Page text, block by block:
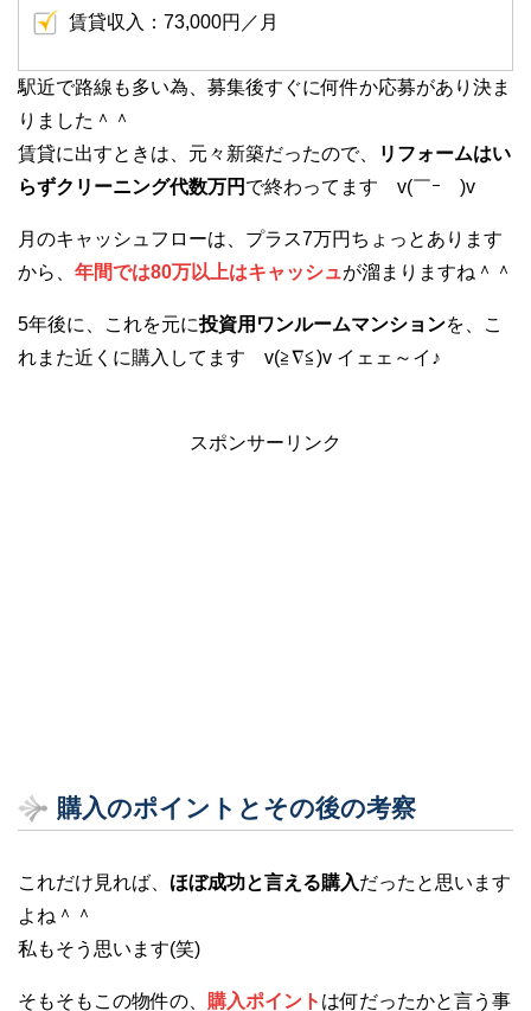
賃貸収入：73,000円／月
駅近で路線も多い為、募集後すぐに何件か応募があり決ま
りました＾＾
賃貸に出すときは、元々新築だったので、
リフォームはい
らずクリーニング代数万円 で終わってます v(￣ｰ￣)v
月のキャッシュフローは、プラス7万円ちょっとあります
から、 年間では80万以上はキャッシュが溜まりますね＾＾
5年後に、これを元に投資用ワンルームマンションを、こ
れまた近くに購入してます v(≧∇≦)v イェェ～イ♪
スポンサーリンク
購入のポイントとその後の考察
これだけ見れば、 ほぼ成功と言える購入だったと思います
よね＾＾
私もそう思います(笑)
そもそもこの物件の、 購入ポイント は何だったかと言う事